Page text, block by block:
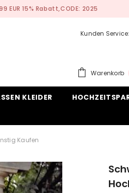
Maß Anfertigen Service
Kunden
Warenkorb
KLEIDER
Kaufen